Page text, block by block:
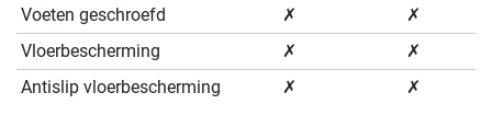
Voeten geschroefd
✗
✗
Vloerbescherming
✗
✗
Antislip vloerbescherming
✗ ✗